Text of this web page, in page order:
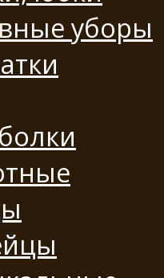
уборы